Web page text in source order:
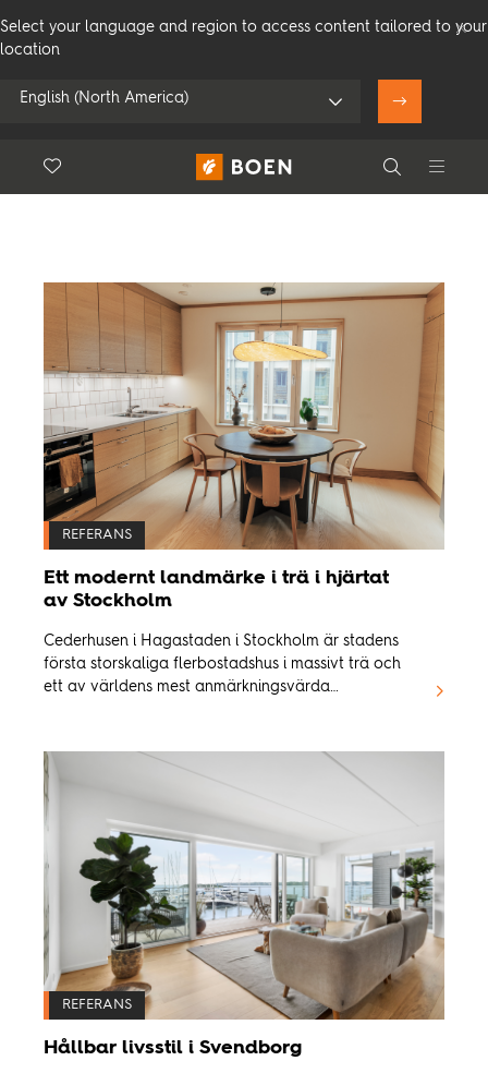
Select your language and region to access content tailored to your
location
English (North America)
Använd min position
Se alla återförsäljare
Search
Floor.Wishlist
Produkter
Inspiration
Hållbarhet
Tekniskt
LinkedinYoutube
Referenser
REFERANS
Ett modernt landmärke i trä i hjärtat
av Stockholm
Cederhusen i Hagastaden i Stockholm är stadens
första storskaliga flerbostadshus i massivt trä och
ett av världens mest anmärkningsvärda
REFERANS
Hållbar livsstil i Svendborg